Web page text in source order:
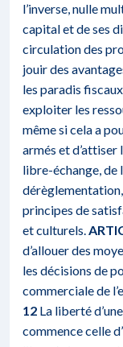
l’inverse, nulle
capital et de ses
circulation des
jouir des
les paradis
exploiter les
même si cela a
armés et d’attiser
libre-échange, de
principes de
et culturels.
d’allouer des
les décisions de
commerciale de
12 La liberté
commence celle